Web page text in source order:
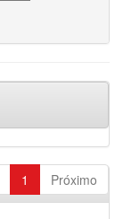
1 Próximo